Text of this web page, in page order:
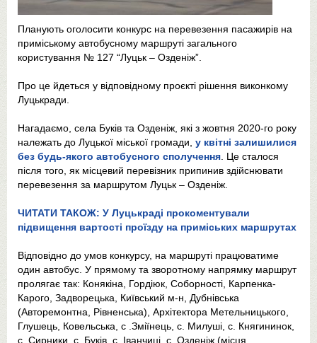
Планують оголосити конкурс на перевезення пасажирів на
приміському автобусному маршруті загального
користування № 127 “Луцьк – Озденіж”.
Про це йдеться у відповідному проєкті рішення виконкому
Луцькради.
Нагадаємо, села Буків та Озденіж, які з жовтня 2020-го року
належать до Луцької міської громади, у квітні залишилися
без будь-якого автобусного сполучення . Це сталося
після того, як місцевий перевізник припинив здійснювати
перевезення за маршрутом Луцьк – Озденіж.
ЧИТАТИ ТАКОЖ: У Луцькраді прокоментували
підвищення вартості проїзду на приміських маршрутах
Відповідно до умов конкурсу, на маршруті працюватиме
один автобус. У прямому та зворотному напрямку маршрут
пролягає так: Конякіна, Гордіюк, Соборності, Карпенка-
Карого, Задворецька, Київський м-н, Дубнівська
(Авторемонтна, Рівненська), Архітектора Метельницького,
Глушець, Ковельська, с .Зміїнець, с. Милуші, с. Княгининок,
с. Сирники, с. Буків, с. Іванчиці, с. Озденіж (місця